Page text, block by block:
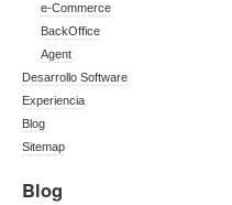
e-Commerce
BackOffice
Agent
Desarrollo Software
Experiencia
Blog
Sitemap
Blog